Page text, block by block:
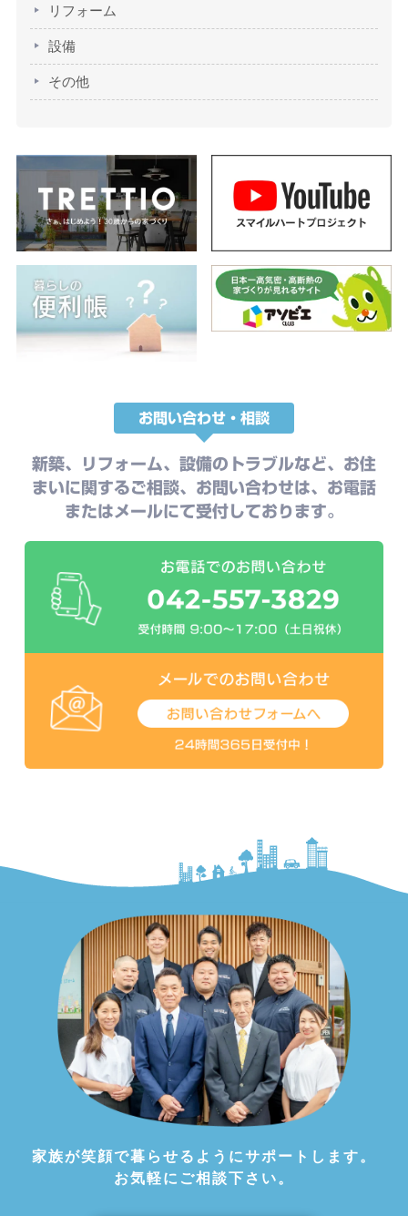
リフォーム
設備
その他
お問い合わせ・相談
新築、リフォーム、設備のトラブルなど、お住
まいに関するご相談、お問い合わせは、お電話
またはメールにて受付しております。
家族が笑顔で暮らせるようにサポートします。
お気軽にご相談下さい。